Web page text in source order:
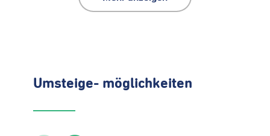
Umsteige- möglichkeiten